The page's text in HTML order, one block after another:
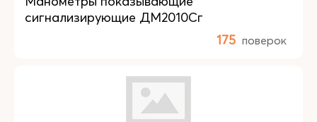
сигнализирующие ДМ2010Сг
175 поверок